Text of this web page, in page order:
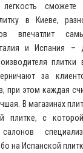
сможете
в Киеве,
впечатлит
и Испания –
за
при этом каждая
В магазинах
плитке, с
на Испанской